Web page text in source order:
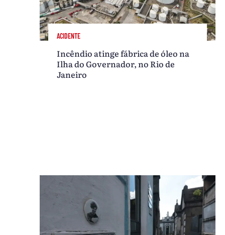
ACIDENTE
Incêndio atinge fábrica de óleo na
Ilha do Governador, no Rio de
Janeiro